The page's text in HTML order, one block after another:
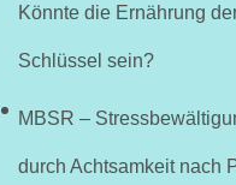
Könnte die Ernährung
Schlüssel sein?
MBSR –
durch Achtsamkeit nach